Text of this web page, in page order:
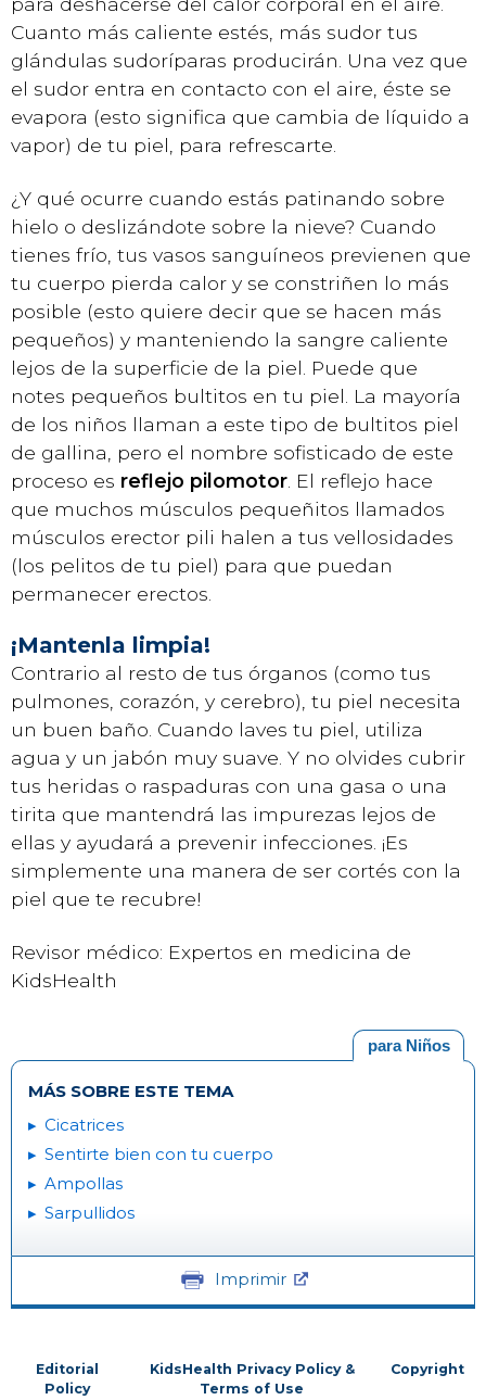
Cuanto más caliente estés, más sudor tus
glándulas sudoríparas producirán. Una vez que
el sudor entra en contacto con el aire, éste se
evapora (esto significa que cambia de líquido a
vapor) de tu piel, para refrescarte.
¿Y qué ocurre cuando estás patinando sobre
hielo o deslizándote sobre la nieve? Cuando
tienes frío, tus vasos sanguíneos previenen que
tu cuerpo pierda calor y se constriñen lo más
posible (esto quiere decir que se hacen más
pequeños) y manteniendo la sangre caliente
lejos de la superficie de la piel. Puede que
notes pequeños bultitos en tu piel. La mayoría
de los niños llaman a este tipo de bultitos piel
de gallina, pero el nombre sofisticado de este
proceso es reflejo pilomotor . El reflejo hace
que muchos músculos pequeñitos llamados
músculos erector pili halen a tus vellosidades
(los pelitos de tu piel) para que puedan
permanecer erectos.
¡Mantenla limpia!
Contrario al resto de tus órganos (como tus
pulmones, corazón, y cerebro), tu piel necesita
un buen baño. Cuando laves tu piel, utiliza
agua y un jabón muy suave. Y no olvides cubrir
tus heridas o raspaduras con una gasa o una
tirita que mantendrá las impurezas lejos de
ellas y ayudará a prevenir infecciones. ¡Es
simplemente una manera de ser cortés con la
piel que te recubre!
Revisor médico: Expertos en medicina de
KidsHealth
para Niños
MÁS SOBRE ESTE TEMA
Cicatrices
Sentirte bien con tu cuerpo
Ampollas
Sarpullidos
Imprimir
Editorial
Policy
KidsHealth Privacy Policy &
Terms of Use
Copyright